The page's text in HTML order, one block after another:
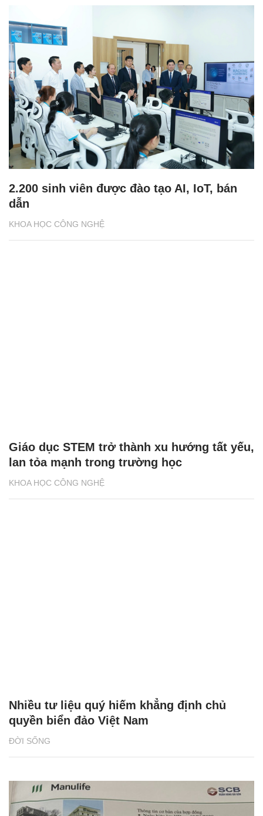
KHOA HỌC CÔNG NGHỆ
2.200 sinh viên được đào tạo AI, IoT, bán
dẫn
KHOA HỌC CÔNG NGHỆ
Giáo dục STEM trở thành xu hướng tất yếu,
lan tỏa mạnh trong trường học
ĐỜI SỐNG
Nhiều tư liệu quý hiếm khẳng định chủ
quyền biển đảo Việt Nam